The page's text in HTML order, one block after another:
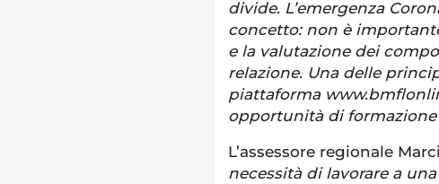
divide. L’emergenza
concetto: non è
e la valutazione dei
relazione. Una delle
piattaforma
opportunità di formazione
L’assessore regionale
necessità di lavorare a